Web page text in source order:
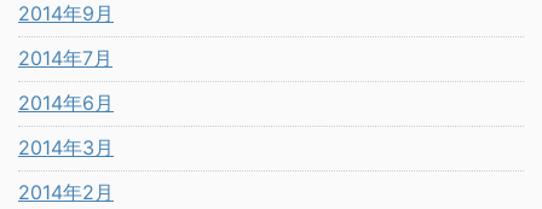
2014年9月
2014年7月
2014年6月
2014年3月
2014年2月